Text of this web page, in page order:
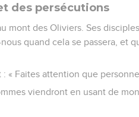
des persécutions
mont des Oliviers. Ses
quand cela se passera, et
« Faites attention que
viendront en usant de